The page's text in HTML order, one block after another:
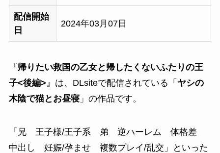
配信開始
日
2024年03月07日
『帰りたい救国の乙女と帰したくないふたりの王
子<後編> 』は、DLsiteで配信されている「 ヤシの
木陰で猫とお昼寝」の作品です。
「 兄 王子様/王子系 弟 逆ハーレム 体格差
中出し 妊娠/孕ませ 複数プレイ/乱交 」といった